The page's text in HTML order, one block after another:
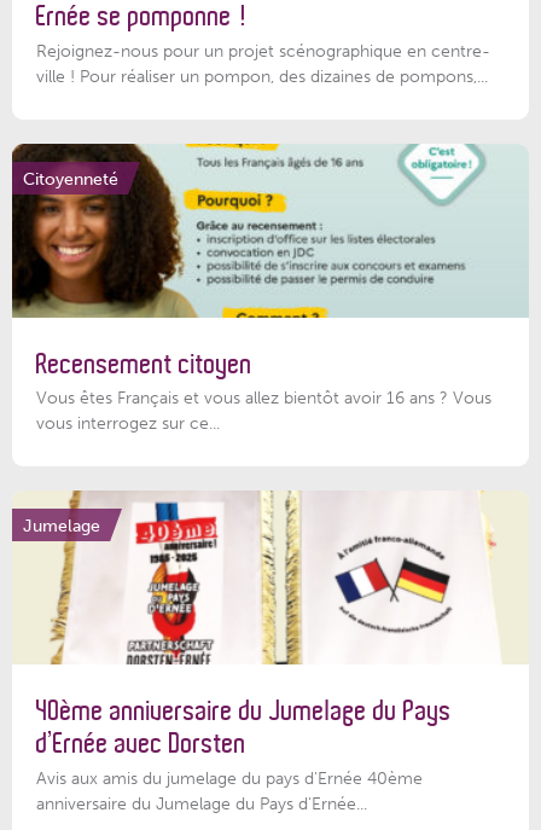
Ernée se pomponne !
Rejoignez-nous pour un projet scénographique en centre-
ville ! Pour réaliser un pompon, des dizaines de pompons,...
Citoyenneté
Recensement citoyen
Vous êtes Français et vous allez bientôt avoir 16 ans ? Vous
vous interrogez sur ce...
Jumelage
40ème anniversaire du Jumelage du Pays
d’Ernée avec Dorsten
Avis aux amis du jumelage du pays d'Ernée 40ème
anniversaire du Jumelage du Pays d'Ernée...